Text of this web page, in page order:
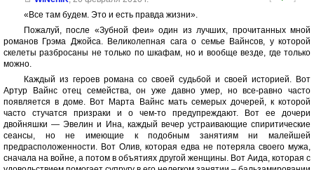
«Все там будем. Это и есть правда жизни».
Пожалуй, после «Зубной феи» один из лучших, прочитанных мной
романов Грэма Джойса. Великолепная сага о семье Вайнсов, у которой
скелеты разбросаны не только по шкафам, но и вообще везде, где только
можно.
Каждый из героев романа со своей судьбой и своей историей. Вот
Артур Вайнс отец семейства, он уже давно умер, но все-равно часто
появляется в доме. Вот Марта Вайнс мать семерых дочерей, к которой
часто стучатся призраки и о чем-то предупреждают. Вот ее дочери
двойняшки — Эвелин и Ина, каждый вечер устраивающие спиритические
сеансы, но не имеющие к подобным занятиям ни малейшей
предрасположенности. Вот Олив, которая едва не потеряла своего мужа,
сначала на войне, а потом в объятиях другой женщины. Вот Аида, которая с